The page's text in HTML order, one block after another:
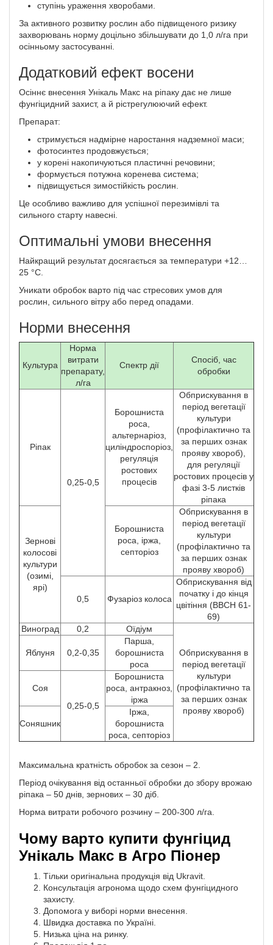
ступінь ураження хворобами.
За активного розвитку рослин або підвищеного ризику
захворювань норму доцільно збільшувати до 1,0 л/га при
осінньому застосуванні.
Додатковий ефект восени
Осіннє внесення Унікаль Макс на ріпаку дає не лише
фунгіцидний захист, а й рістрегулюючий ефект.
Препарат:
стримується надмірне наростання надземної маси;
фотосинтез продовжується;
у корені накопичуються пластичні речовини;
формується потужна коренева система;
підвищується зимостійкість рослин.
Це особливо важливо для успішної перезимівлі та
сильного старту навесні.
Оптимальні умови внесення
Найкращий результат досягається за температури +12…
25 °C.
Уникати обробок варто під час стресових умов для
рослин, сильного вітру або перед опадами.
Норми внесення
Культура
Норма
витрати
препарату,
л/га
Спектр дії
Спосіб, час
обробки
Ріпак
0,25-0,5
Борошниста
роса,
альтернаріоз,
циліндроспоріоз,
регуляція
ростових
процесів
Обприскування в
період вегетації
культури
(профілактично та
за перших ознак
прояву хвороб),
для регуляції
ростових процесів у
фазі 3-5 листків
ріпака
Зернові
колосові
культури
(озимі,
ярі)
Борошниста
роса, іржа,
септоріоз
Обприскування в
період вегетації
культури
(профілактично та
за перших ознак
прояву хвороб)
0,5 Фузаріоз колоса
Обприскування від
початку і до кінця
цвітіння (ВВСН 61-
69)
Виноград
0,2 Оїдіум
Обприскування в
період вегетації
культури
(профілактично та
за перших ознак
прояву хвороб)
Яблуня 0,2-0,35
Парша,
борошниста
роса
Соя
0,25-0,5
Борошниста
роса, антракноз,
іржа
Соняшник
Іржа,
борошниста
роса, септоріоз
Максимальна кратність обробок за сезон – 2.
Період очікування від останньої обробки до збору врожаю
ріпака – 50 днів, зернових – 30 діб.
Норма витрати робочого розчину – 200-300 л/га.
Чому варто купити фунгіцид
Унікаль Макс в Агро Піонер
Тільки оригінальна продукція від Ukravit.
Консультація агронома щодо схем фунгіцидного
захисту.
Допомога у виборі норми внесення.
Швидка доставка по Україні.
Низька ціна на ринку.